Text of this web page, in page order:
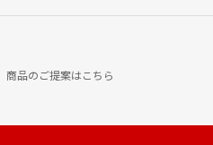
商品のご提案はこちら